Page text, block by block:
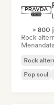
> 800
Rock
Rock
Pop soul